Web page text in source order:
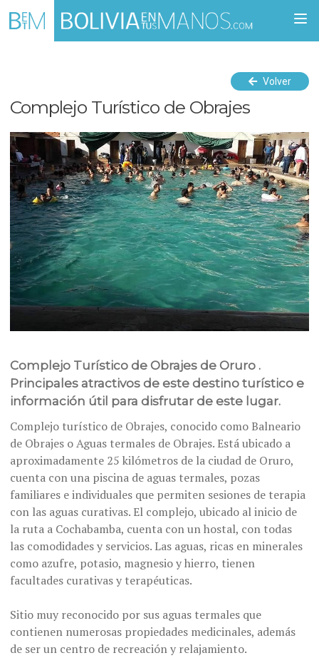
Volver
Complejo Turístico de Obrajes
Complejo Turístico de Obrajes de Oruro .
Principales atractivos de este destino turístico e
información útil para disfrutar de este lugar.
Complejo turístico de Obrajes, conocido como Balneario
de Obrajes o Aguas termales de Obrajes. Está ubicado a
aproximadamente 25 kilómetros de la ciudad de Oruro,
cuenta con una piscina de aguas termales, pozas
familiares e individuales que permiten sesiones de terapia
con las aguas curativas. El complejo, ubicado al inicio de
la ruta a Cochabamba, cuenta con un hostal, con todas
las comodidades y servicios. Las aguas, ricas en minerales
como azufre, potasio, magnesio y hierro, tienen
facultades curativas y terapéuticas.
Sitio muy reconocido por sus aguas termales que
contienen numerosas propiedades medicinales, además
de ser un centro de recreación y relajamiento.